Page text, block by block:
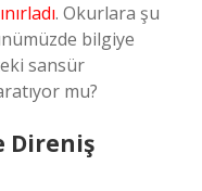
. Okurlara şu
bilgiye
sansür
mu?
Direniş